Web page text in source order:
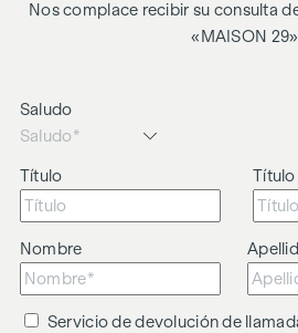
Nos complace recibir su consulta
«MAISON
Saludo
Título
Nombre
Servicio de devolución de